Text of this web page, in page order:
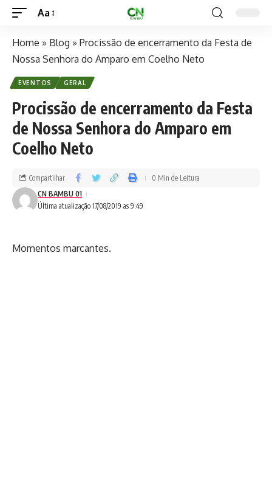
Aa
Home » Blog » Procissão de encerramento da Festa de
Nossa Senhora do Amparo em Coelho Neto
EVENTOS GERAL
Procissão de encerramento da Festa
de Nossa Senhora do Amparo em
Coelho Neto
Última atualização 17/08/2019 as 9:49
CN BAMBU 01
Compartilhar 0 Min de Leitura
Momentos marcantes.